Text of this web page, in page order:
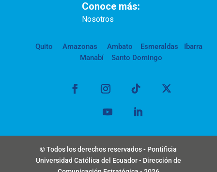
Conoce más:
Nosotros
Quito Amazonas Ambato Esmeraldas
Ibarra
Manabí
Santo Domingo
© Todos los derechos reservados - Pontificia
Universidad Católica del Ecuador - Dirección de